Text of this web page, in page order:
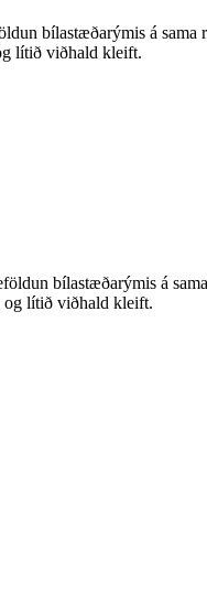
bílastæðarýmis á
lítið viðhald kleift.
bílastæðarýmis á
og lítið viðhald kleift.